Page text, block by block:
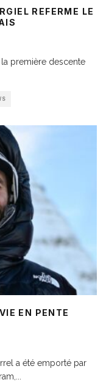
REFERME LE
la première descente
EN PENTE
a été emporté par
...